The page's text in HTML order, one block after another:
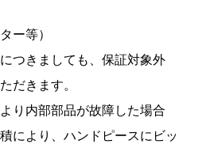
ー等）
つきましても、保証対象外
だきます。
り内部部品が故障した場合
により、ハンドピースにビッ